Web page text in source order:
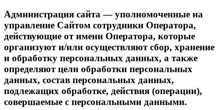
Администрация сайта — уполномоченные на
управление Сайтом сотрудники Оператора,
действующие от имени Оператора, которые
организуют и/или осуществляют сбор, хранение
и обработку персональных данных, а также
определяют цели обработки персональных
данных, состав персональных данных,
подлежащих обработке, действия (операции),
совершаемые с персональными данными.